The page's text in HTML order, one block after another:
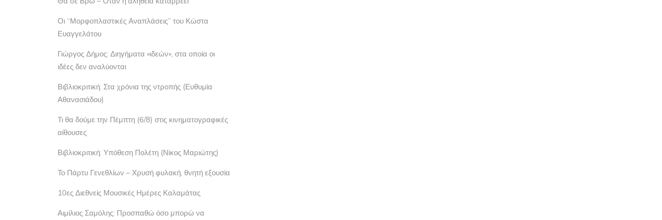
Οι “Μορφοπλαστικές Αναπλάσεις” του Κώστα
Ευαγγελάτου
Γιώργος Δήμος: Διηγήματα «ιδεών», στα οποία οι
ιδέες δεν αναλύονται
Βιβλιοκριτική: Στα χρόνια της ντροπής (Ευθυμία
Αθανασιάδου)
Τι θα δούμε την Πέμπτη (6/8) στις κινηματογραφικές
αίθουσες
Βιβλιοκριτική: Υπόθεση Πολέτη (Νίκος Μαριώτης)
Το Πάρτυ Γενεθλίων – Χρυσή φυλακή, θνητή εξουσία
10ες Διεθνείς Μουσικές Ημέρες Καλαμάτας
Αιμίλιος Σαμόλης: Προσπαθώ όσο μπορώ να